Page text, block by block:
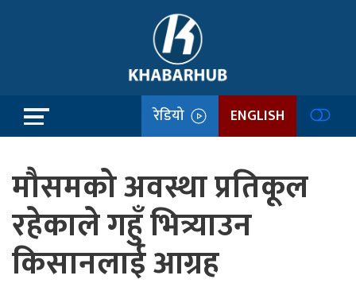
रेडियो ENGLISH
मौसमको अवस्था प्रतिकूल
रहेकाले गहुँ भित्र्याउन
किसानलाई आग्रह